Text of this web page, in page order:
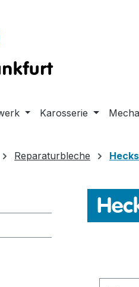
Karosserie
Reparaturbleche